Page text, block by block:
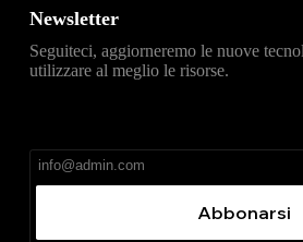
Newsletter
Seguiteci, aggiorneremo le nuove
utilizzare al meglio le risorse.
Abbonarsi